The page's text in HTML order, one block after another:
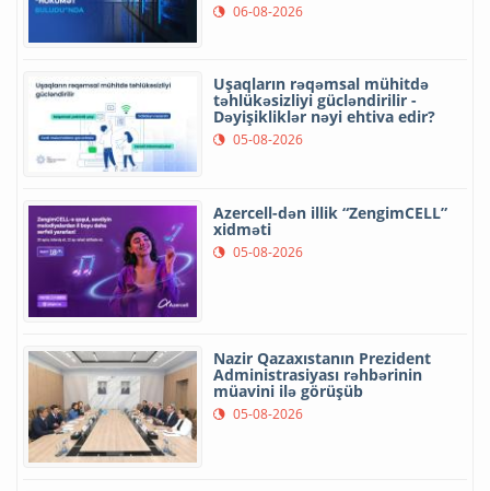
06-08-2026
Uşaqların rəqəmsal mühitdə
təhlükəsizliyi gücləndirilir -
Dəyişikliklər nəyi ehtiva edir?
05-08-2026
Azercell-dən illik “ZengimCELL”
xidməti
05-08-2026
Nazir Qazaxıstanın Prezident
Administrasiyası rəhbərinin
müavini ilə görüşüb
05-08-2026